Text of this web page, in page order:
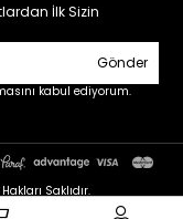
İlk Sizin
Gönder
kabul ediyorum.
Saklıdır.